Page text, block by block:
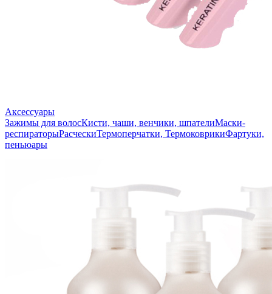
Аксессуары
Зажимы для волосКисти, чаши, венчики, шпателиМаски-
респираторыРасческиТермоперчатки, ТермоковрикиФартуки,
пеньюары